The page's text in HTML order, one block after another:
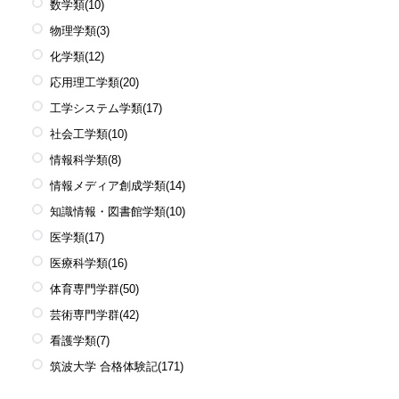
数学類(10)
物理学類(3)
化学類(12)
応用理工学類(20)
工学システム学類(17)
社会工学類(10)
情報科学類(8)
情報メディア創成学類(14)
知識情報・図書館学類(10)
医学類(17)
医療科学類(16)
体育専門学群(50)
芸術専門学群(42)
看護学類(7)
筑波大学 合格体験記(171)